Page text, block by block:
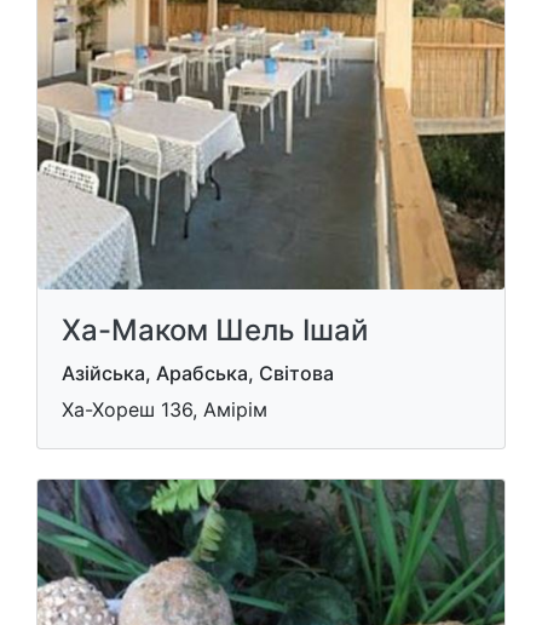
Ха-Маком Шель Ішай
Азійська, Арабська, Світова
Ха-Хореш 136, Амірім